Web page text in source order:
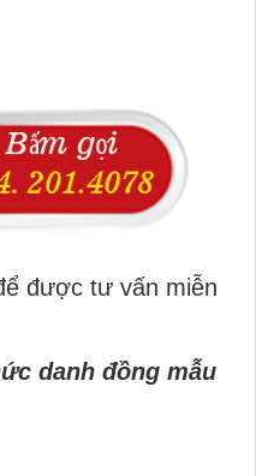
được tư vấn miễn
danh đồng mẫu